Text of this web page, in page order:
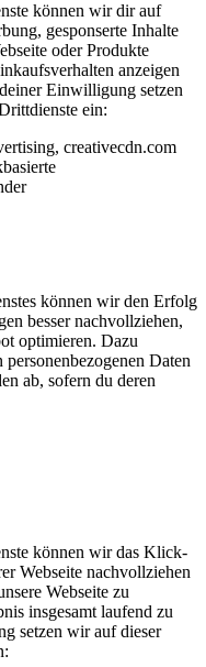
können wir dir auf
gesponserte Inhalte
oder Produkte
anzeigen
Einwilligung setzen
ein:
creativecdn.com
können wir den Erfolg
besser nachvollziehen,
optimieren. Dazu
Daten
ab, sofern du deren
können wir das Klick-
Webseite nachvollziehen
Webseite zu
insgesamt laufend zu
setzen wir auf dieser